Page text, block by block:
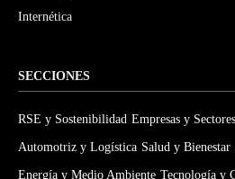
Internética
SECCIONES
RSE y Sostenibilidad Empresas y Sectores
Automotriz y Logística Salud y Bienestar
Energía y Medio Ambiente Tecnología y